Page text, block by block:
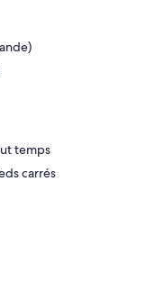
temps
carrés